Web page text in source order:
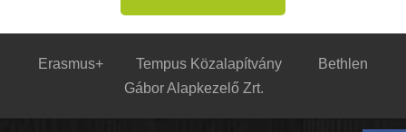
Erasmus+ Tempus Közalapítvány
Bethlen
Gábor Alapkezelő Zrt.